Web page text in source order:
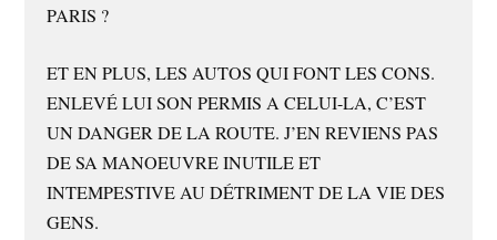
PARIS ?
ET EN PLUS, LES AUTOS QUI FONT LES CONS.
ENLEVÉ LUI SON PERMIS A CELUI-LA, C’EST
UN DANGER DE LA ROUTE. J’EN REVIENS PAS
DE SA MANOEUVRE INUTILE ET
INTEMPESTIVE AU DÉTRIMENT DE LA VIE DES
GENS.